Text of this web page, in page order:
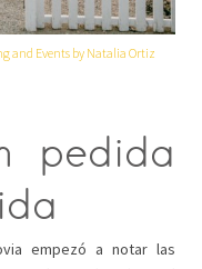
and Events by Natalia Ortiz
pedida
empezó a notar las